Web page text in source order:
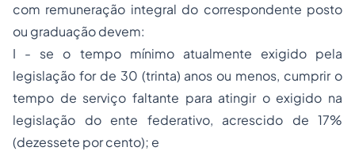
com remuneração integral do correspondente posto
ou graduação devem:
I - se o tempo mínimo atualmente exigido pela
legislação for de 30 (trinta) anos ou menos, cumprir o
tempo de serviço faltante para atingir o exigido na
legislação do ente federativo, acrescido de 17%
(dezessete por cento); e